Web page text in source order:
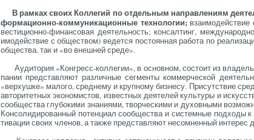
В рам­ках сво­их Кол­ле­гий по от­дель­ным нап­равле­ни­ям
форма­ци­он­но-ком­му­ника­ци­он­ные тех­но­логии;вза­имо­дей­ствие
вести­ци­он­но-фи­нан­со­вая де­ятель­ность; кон­салтинг,
имо­дей­ствие с об­щес­твом) ве­дет­ся пос­то­ян­ная ра­бота по
об­щес­тва, так и «во внеш­ней сре­де».
А­уди­тория «Кон­гресс-кол­ле­гии», в ос­новном, сос­то­ит из
па­нии пред­став­ля­ют раз­личные сег­менты ком­мерчес­кой
«вер­хушке» ма­лого, сред­не­му и круп­но­му биз­не­су. При­сутс­твие
ав­то­ритет­ных эко­номис­тов, из­вес­тных де­яте­лей куль­ту­ры и
со­об­щес­тва глу­боки­ми зна­ни­ями, твор­чески­ми и ду­хов­ны­ми
Кон­со­лиди­рован­ный по­тен­ци­ал со­об­щес­тва и сис­темные под­хо­ды
тива­ции сво­их чле­нов, а так­же пред­став­ля­ют не­сом­ненный